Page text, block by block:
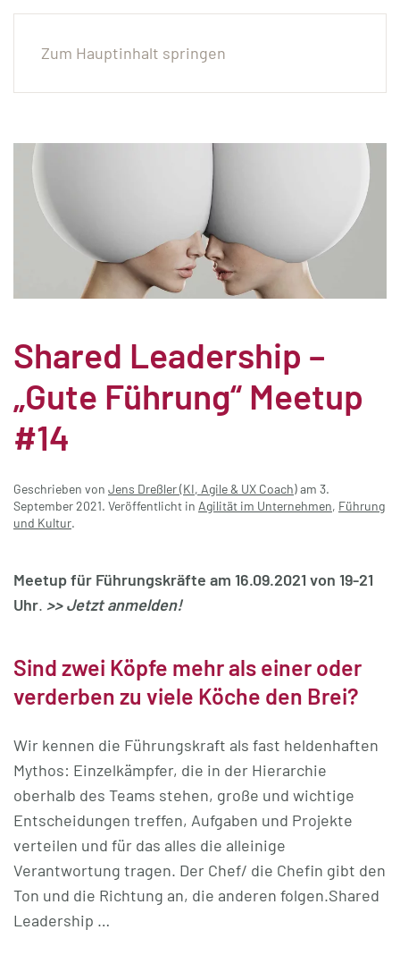
Zum Hauptinhalt springen
Shared Leadership –
„Gute Führung“ Meetup
#14
Geschrieben von Jens Dreßler (KI, Agile & UX Coach)am 3.
September 2021. Veröffentlicht in Agilität im Unternehmen, Führung
und Kultur.
Meetup für Führungskräfte am 16.09.2021 von 19-21
Uhr. >> Jetzt anmelden!
Sind zwei Köpfe mehr als einer oder
verderben zu viele Köche den Brei?
Wir kennen die Führungskraft als fast heldenhaften
Mythos: Einzelkämpfer, die in der Hierarchie
oberhalb des Teams stehen, große und wichtige
Entscheidungen treffen, Aufgaben und Projekte
verteilen und für das alles die alleinige
Verantwortung tragen. Der Chef/ die Chefin gibt den
Ton und die Richtung an, die anderen folgen.Shared
Leadership …